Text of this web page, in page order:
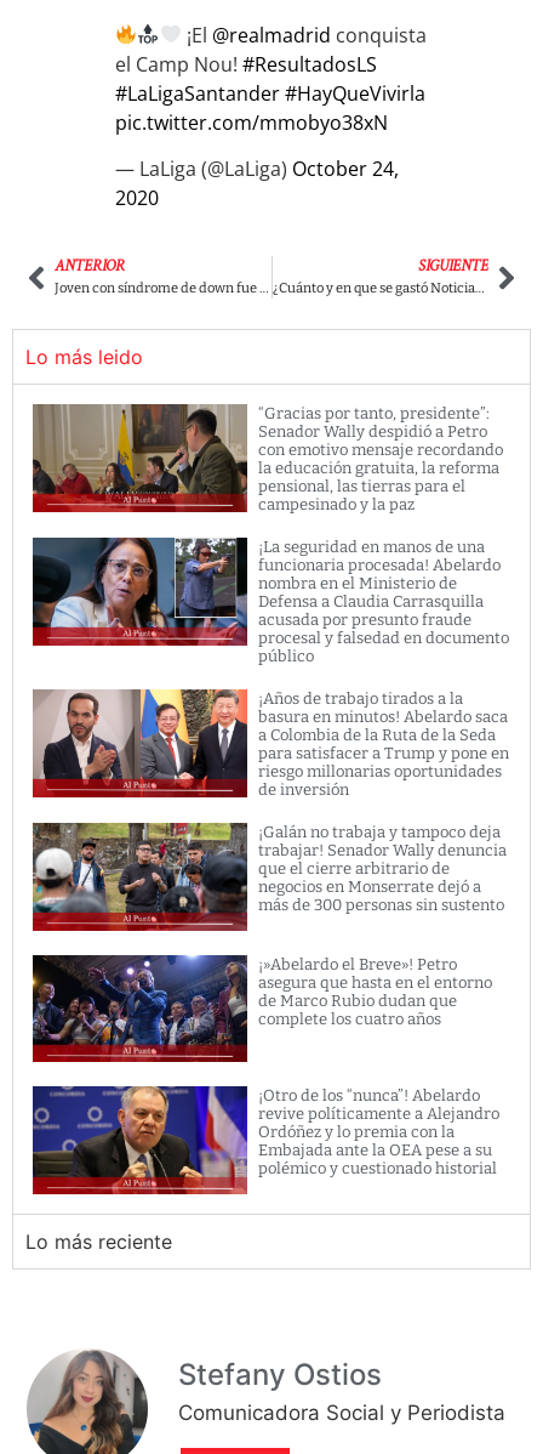
¡El @realmadrid conquista
el Camp Nou! #ResultadosLS
#LaLigaSantander#HayQueVivirla
pic.twitter.com/mmobyo38xN
— LaLiga (@LaLiga) October 24,
2020
ANTERIOR
Joven con síndrome de down fue discriminado por esta entidad bancaria
SIGUIENTE
¿Cuánto y en que se gastó Noticias Uno la plata que recogió de los televidentes?
Lo más leido
“Gracias por tanto, presidente”:
Senador Wally despidió a Petro
con emotivo mensaje recordando
la educación gratuita, la reforma
pensional, las tierras para el
campesinado y la paz
¡La seguridad en manos de una
funcionaria procesada! Abelardo
nombra en el Ministerio de
Defensa a Claudia Carrasquilla
acusada por presunto fraude
procesal y falsedad en documento
público
¡Años de trabajo tirados a la
basura en minutos! Abelardo saca
a Colombia de la Ruta de la Seda
para satisfacer a Trump y pone en
riesgo millonarias oportunidades
de inversión
¡Galán no trabaja y tampoco deja
trabajar! Senador Wally denuncia
que el cierre arbitrario de
negocios en Monserrate dejó a
más de 300 personas sin sustento
¡»Abelardo el Breve»! Petro
asegura que hasta en el entorno
de Marco Rubio dudan que
complete los cuatro años
¡Otro de los “nunca”! Abelardo
revive políticamente a Alejandro
Ordóñez y lo premia con la
Embajada ante la OEA pese a su
polémico y cuestionado historial
Lo más reciente
Stefany Ostios
Comunicadora Social y Periodista